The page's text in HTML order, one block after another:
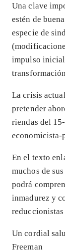
Una clave
estén de
especie de
impulso
La crisis
pretender
riendas del
economicista-
En el texto
muchos de
podrá
inmadurez y
Un cordial
Freeman